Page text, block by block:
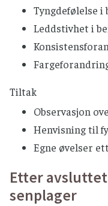
Tyngdefølelse i
Leddstivhet i
Tiltak
Observasjon
Henvisning til
Egne øvelser
Etter
senplager